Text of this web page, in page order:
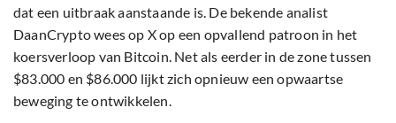
dat een uitbraak aanstaande is. De bekende analist
DaanCrypto wees op X op een opvallend patroon in het
koersverloop van Bitcoin. Net als eerder in de zone tussen
$83.000 en $86.000 lijkt zich opnieuw een opwaartse
beweging te ontwikkelen.